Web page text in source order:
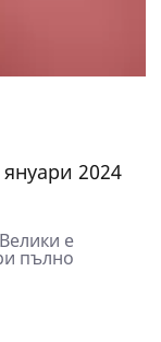
2024
е
пълно